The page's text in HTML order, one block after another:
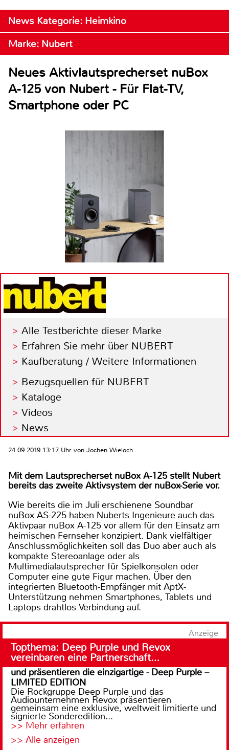
News Kategorie: Heimkino
Marke: Nubert
Neues Aktivlautsprecherset nuBox
A-125 von Nubert - Für Flat-TV,
Smartphone oder PC
Alle Testberichte dieser Marke
Erfahren Sie mehr über NUBERT
Kaufberatung / Weitere Informationen
Bezugsquellen für NUBERT
Kataloge
Videos
News
24.09.2019 13:17 Uhr von Jochen Wieloch
Mit dem Lautsprecherset nuBox A-125 stellt Nubert
bereits das zweite Aktivsystem der nuBox-Serie vor.
Wie bereits die im Juli erschienene Soundbar
nuBox AS-225 haben Nuberts Ingenieure auch das
Aktivpaar nuBox A-125 vor allem für den Einsatz am
heimischen Fernseher konzipiert. Dank vielfältiger
Anschlussmöglichkeiten soll das Duo aber auch als
kompakte Stereoanlage oder als
Multimedialautsprecher für Spielkonsolen oder
Computer eine gute Figur machen. Über den
integrierten Bluetooth-Empfänger mit AptX-
Unterstützung nehmen Smartphones, Tablets und
Laptops drahtlos Verbindung auf.
Anzeige
Topthema: Deep Purple und Revox
vereinbaren eine Partnerschaft…
und präsentieren die einzigartige - Deep Purple –
LIMITED EDITION
Die Rockgruppe Deep Purple und das
Audiounternehmen Revox präsentieren
gemeinsam eine exklusive, weltweit limitierte und
signierte Sonderedition...
>> Mehr erfahren
>> Alle anzeigen